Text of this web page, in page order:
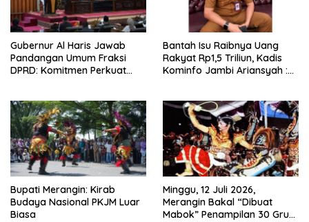
Gubernur Al Haris Jawab
Pandangan Umum Fraksi
DPRD: Komitmen Perkuat
Bantah Isu Raibnya Uang
Rakyat Rp1,5 Triliun, Kadis
Kominfo Jambi Ariansyah :
Sejak 2002
Bupati Merangin: Kirab
Budaya Nasional PKJM Luar
Biasa
Minggu, 12 Juli 2026,
Merangin Bakal “Dibuat
Mabok” Penampilan 30 Grup